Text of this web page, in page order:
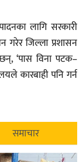
लागि सरकारी
गरेर जिल्ला प्रशासन
‘पास विना पटक–
कारबाही पनि गर्न
समाचार